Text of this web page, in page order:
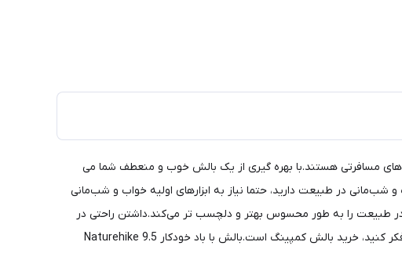
مسافرتی هستند.با بهره گیری از یک بالش خوب و منعطف شما می
در طبیعت دارید، حتما نیاز به ابزارهای اولیه خواب و شب‌مانی
در طبیعت را به طور محسوس بهتر و دلچسب تر می‌کند.داشتن راحتی در
طبیعت هنگام کمپینگ یا استراحت بعد از یک کوهنوردی طاقت فرصا اولویت یک طبیعتگرد است. یکی از مواردی که میتوانید به آن فکر کنید، خرید بالش کمپینگ است.بالش با باد خودکار Naturehike 9.5